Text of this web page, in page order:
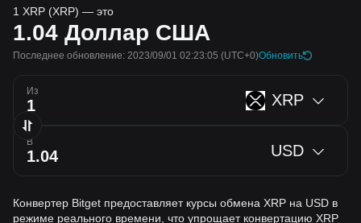
1 XRP (XRP) — это
1.04 Доллар США
Последнее обновление: 2023/09/01 02:23:05 (UTC+0)Обновить
Из XRP
В USD
Конвертер Bitget предоставляет курсы обмена XRP на USD в
режиме реального времени, что упрощает конвертацию XRP